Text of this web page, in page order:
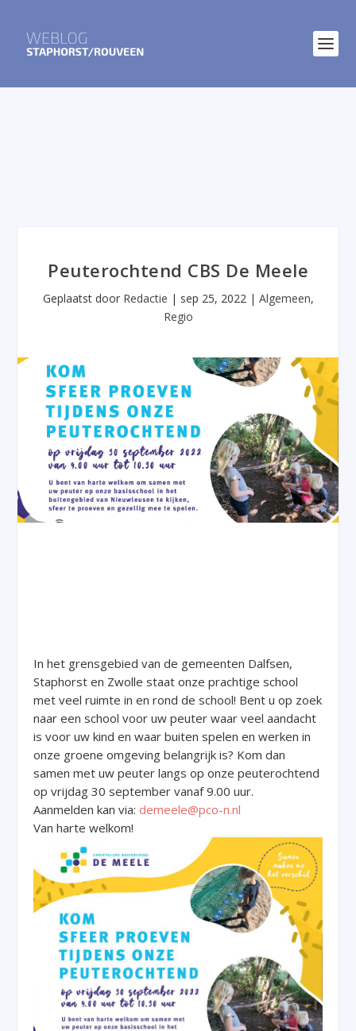
Peuterochtend CBS De Meele
Geplaatst door Redactie | sep 25, 2022| Algemeen,
Regio
In het grensgebied van de gemeenten Dalfsen,
Staphorst en Zwolle staat onze prachtige school
met veel ruimte in en rond de school! Bent u op zoek
naar een school voor uw peuter waar veel aandacht
is voor uw kind en waar buiten spelen en werken in
onze groene omgeving belangrijk is? Kom dan
samen met uw peuter langs op onze peuterochtend
op vrijdag 30 september vanaf 9.00 uur.
Aanmelden kan via:demeele@pco-n.nl
Van harte welkom!